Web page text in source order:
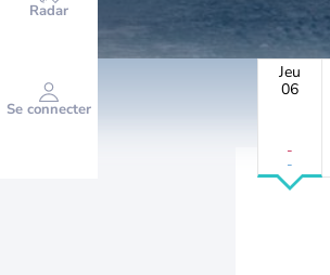
Radar
Se connecter
Jeu
06
-
-